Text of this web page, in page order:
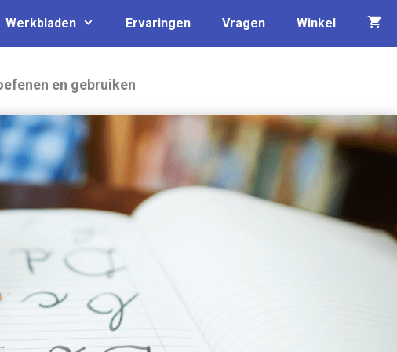
Werkbladen Ervaringen Vragen Winkel
en gebruiken